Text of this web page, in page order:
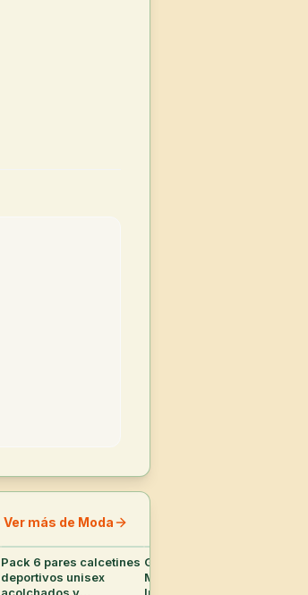
Ver más de Moda
26°
Pack 6 pares calcetines
deportivos unisex
Gorra Calvin Klein
Monogram Baseball